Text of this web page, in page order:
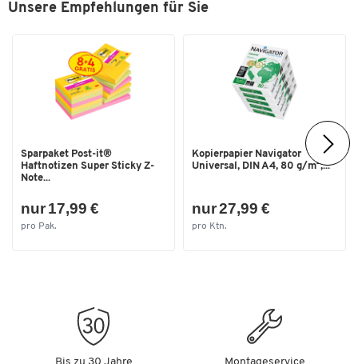
Unsere Empfehlungen für Sie
Sparpaket Post-it®
Haftnotizen Super Sticky Z-
Note...
nur 17,99 €
pro Pak.
Kopierpapier Navigator
Universal, DIN A4, 80 g/m²,...
nur 27,99 €
pro Ktn.